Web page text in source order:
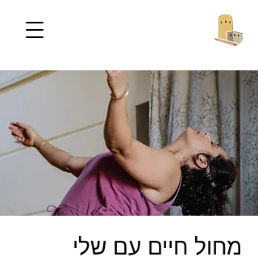
מחול חיים עם שלי